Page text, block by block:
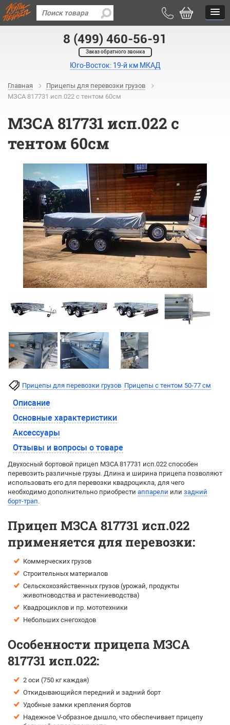
8 (499) 460-56-91
Заказ обратного звонка
Юго-Восток: 19-й км МКАД
Главная
Прицепы для перевозки грузов
МЗСА 817731 исп.022 с тентом 60см
МЗСА 817731 исп.022 с
тентом 60см
Прицепы для перевозки грузов Прицепы с тентом 50-77 см
Описание
Основные характеристики
Аксессуары
Отзывы и вопросы о товаре
Двухосный бортовой прицеп МЗСА 817731 исп.022 способен
перевозить различные грузы. Длина и ширина прицепа позволяют
использовать его для перевозки квадроцикла, для чего
необходимо дополнительно приобрести аппарели или задний
борт-трап.
Прицеп МЗСА 817731 исп.022
применяется для перевозки:
Коммерческих грузов
Строительных материалов
Сельскохозяйственных грузов (урожай, продукты
животноводства и растениеводства)
Квадроциклов и пр. мототехники
Небольших снегоходов
Особенности прицепа МЗСА
817731 исп.022:
2 оси (750 кг каждая)
Откидывающийся передний и задний борт
Удобные замки крепления бортов
Надежное V-образное дышло, что обеспечивает прицепу